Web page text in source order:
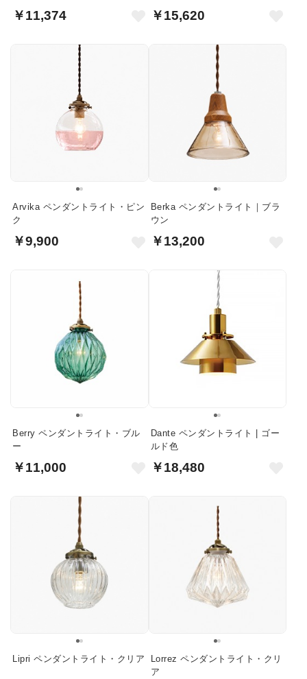
￥11,374 ￥15,620
Arvika ペンダントライト・ピン
ク
￥9,900
Berka ペンダントライト｜ブラ
ウン
￥13,200
Berry ペンダントライト・ブル
ー
￥11,000
Dante ペンダントライト | ゴー
ルド色
￥18,480
Lipri ペンダントライト・クリア
Lorrez ペンダントライト・クリ
ア